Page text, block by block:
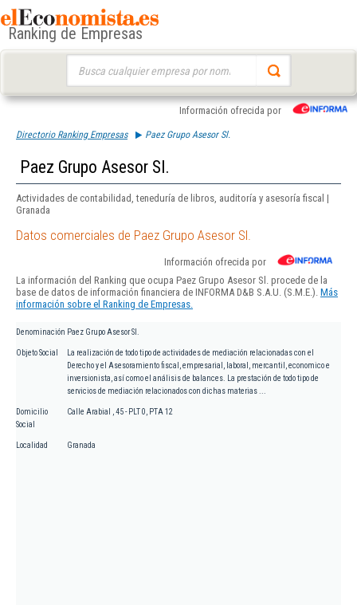
Ranking de Empresas
Información ofrecida por
Directorio Ranking Empresas Paez Grupo Asesor Sl.
Paez Grupo Asesor Sl.
Actividades de contabilidad, teneduría de libros, auditoría y asesoría fiscal |
Granada
Datos comerciales de Paez Grupo Asesor Sl.
Información ofrecida por
La información del Ranking que ocupa Paez Grupo Asesor Sl. procede de la
base de datos de información financiera de INFORMA D&B S.A.U. (S.M.E.). Más
información sobre el Ranking de Empresas.
Denominación Paez Grupo Asesor Sl.
Objeto Social
La realización de todo tipo de actividades de mediación relacionadas con el
Derecho y el Asesoramiento fiscal, empresarial, laboral, mercantil, economico e
inversionista, así como el análisis de balances. La prestación de todo tipo de
servicios de mediación relacionados con dichas materias ...
Domicilio
Social
Calle Arabial , 45 - PLT 0, PTA 12
Localidad Granada